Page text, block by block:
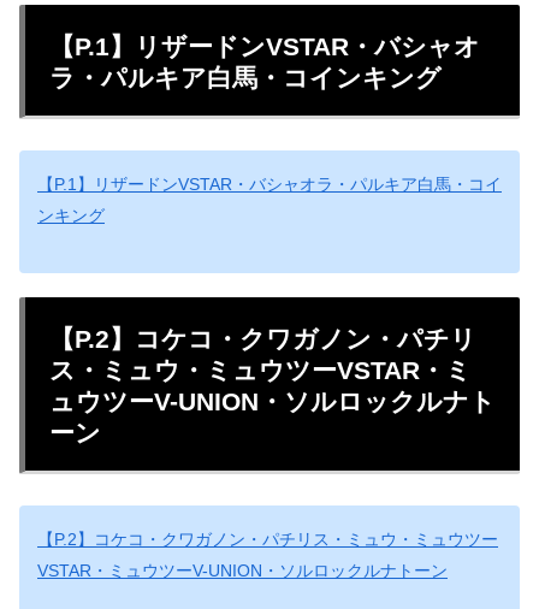
【P.1】リザードンVSTAR・バシャオ
ラ・パルキア白馬・コインキング
【P.1】リザードンVSTAR・バシャオラ・パルキア白馬・コイ
ンキング
【P.2】コケコ・クワガノン・パチリ
ス・ミュウ・ミュウツーVSTAR・ミ
ュウツーV-UNION・ソルロックルナト
ーン
【P.2】コケコ・クワガノン・パチリス・ミュウ・ミュウツー
VSTAR・ミュウツーV-UNION・ソルロックルナトーン